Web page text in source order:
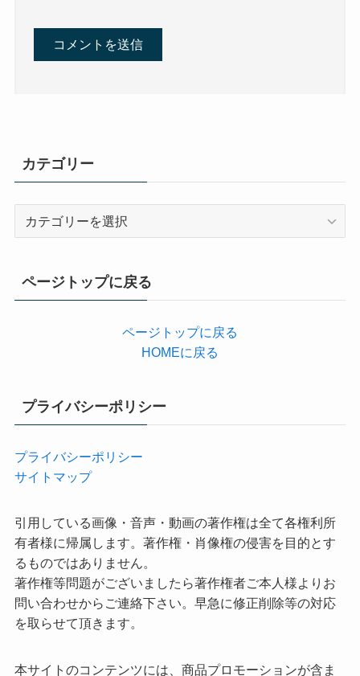
カテゴリー
ページトップに戻る
ページトップに戻る
HOMEに戻る
プライバシーポリシー
プライバシーポリシー
サイトマップ
引用している画像・音声・動画の著作権は全て各権利所
有者様に帰属します。著作権・肖像権の侵害を目的とす
るものではありません。
著作権等問題がございましたら著作権者ご本人様よりお
問い合わせからご連絡下さい。早急に修正削除等の対応
を取らせて頂きます。
本サイトのコンテンツには、商品プロモーションが含ま